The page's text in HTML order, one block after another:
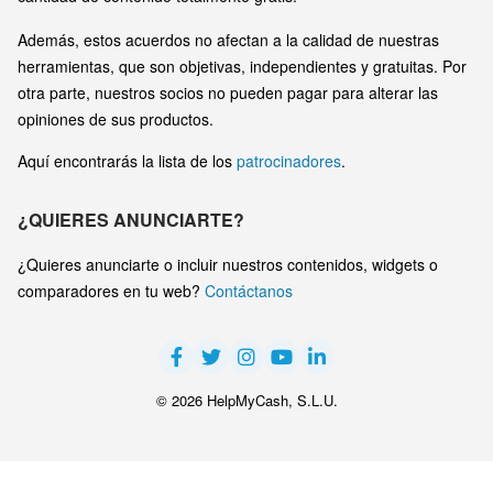
Además, estos acuerdos no afectan a la calidad de nuestras
herramientas, que son objetivas, independientes y gratuitas. Por
otra parte, nuestros socios no pueden pagar para alterar las
opiniones de sus productos.
Aquí encontrarás la lista de los patrocinadores.
¿QUIERES ANUNCIARTE?
¿Quieres anunciarte o incluir nuestros contenidos, widgets o
comparadores en tu web? Contáctanos
© 2026 HelpMyCash, S.L.U.